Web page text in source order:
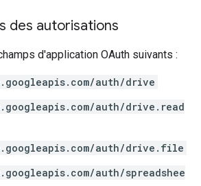
des autorisations
d'application OAuth suivants :
auth/drive
auth/drive.read
auth/drive.file
auth/spreadshee